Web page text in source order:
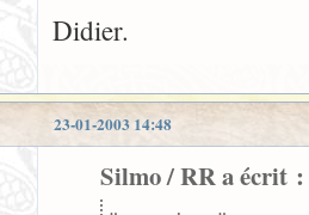
Didier.
23-01-2003 14:48
Silmo / RR a écrit :